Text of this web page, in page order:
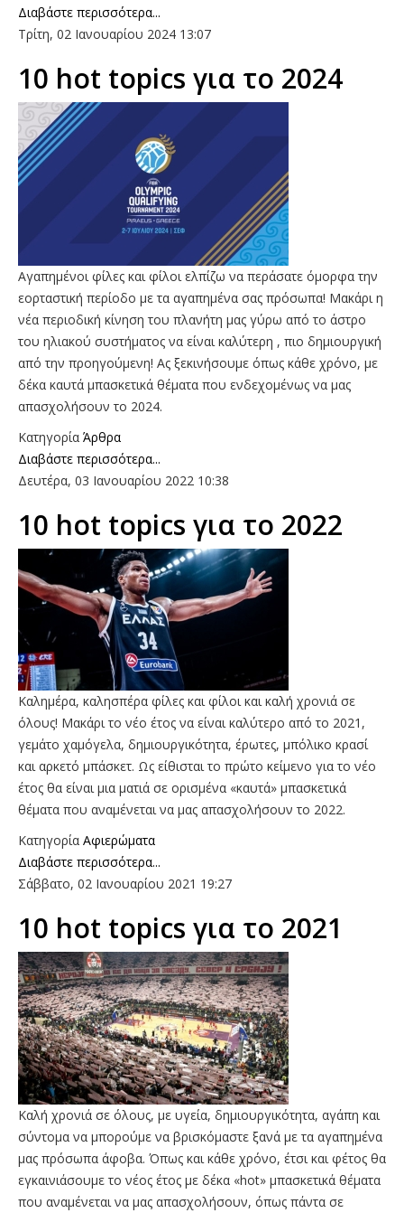
Διαβάστε περισσότερα...
Τρίτη, 02 Ιανουαρίου 2024 13:07
10 hot topics για το 2024
Αγαπημένοι φίλες και φίλοι ελπίζω να περάσατε όμορφα την
εορταστική περίοδο με τα αγαπημένα σας πρόσωπα! Μακάρι η
νέα περιοδική κίνηση του πλανήτη μας γύρω από το άστρο
του ηλιακού συστήματος να είναι καλύτερη , πιο δημιουργική
από την προηγούμενη! Ας ξεκινήσουμε όπως κάθε χρόνο, με
δέκα καυτά μπασκετικά θέματα που ενδεχομένως να μας
απασχολήσουν το 2024.
Κατηγορία Άρθρα
Διαβάστε περισσότερα...
Δευτέρα, 03 Ιανουαρίου 2022 10:38
10 hot topics για το 2022
Kαλημέρα, καλησπέρα φίλες και φίλοι και καλή χρονιά σε
όλους! Μακάρι το νέο έτος να είναι καλύτερο από το 2021,
γεμάτο χαμόγελα, δημιουργικότητα, έρωτες, μπόλικο κρασί
και αρκετό μπάσκετ. Ως είθισται το πρώτο κείμενο για το νέο
έτος θα είναι μια ματιά σε ορισμένα «καυτά» μπασκετικά
θέματα που αναμένεται να μας απασχολήσουν το 2022.
Κατηγορία Αφιερώματα
Διαβάστε περισσότερα...
Σάββατο, 02 Ιανουαρίου 2021 19:27
10 hot topics για το 2021
Καλή χρονιά σε όλους, με υγεία, δημιουργικότητα, αγάπη και
σύντομα να μπορούμε να βρισκόμαστε ξανά με τα αγαπημένα
μας πρόσωπα άφοβα. Όπως και κάθε χρόνο, έτσι και φέτος θα
εγκαινιάσουμε το νέος έτος με δέκα «hot» μπασκετικά θέματα
που αναμένεται να μας απασχολήσουν, όπως πάντα σε